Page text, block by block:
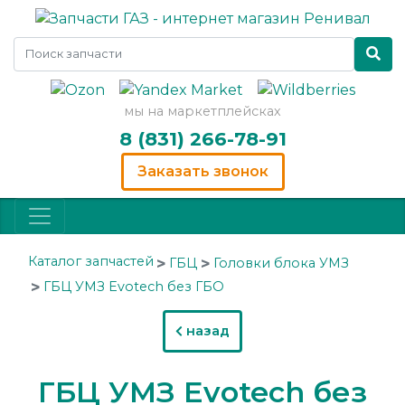
мы на маркетплейсках
8 (831) 266-78-91
Заказать звонок
Каталог запчастей ГБЦ
Головки блока УМЗ
ГБЦ УМЗ Evotech без ГБО
назад
ГБЦ УМЗ Evotech без